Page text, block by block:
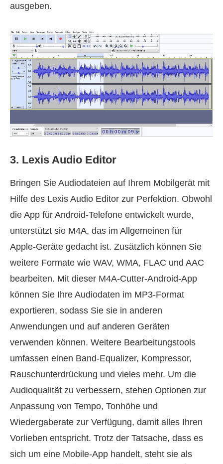
ausgeben.
3. Lexis Audio Editor
Bringen Sie Audiodateien auf Ihrem Mobilgerät mit
Hilfe des Lexis Audio Editor zur Perfektion. Obwohl
die App für Android‑Telefone entwickelt wurde,
unterstützt sie M4A, das im Allgemeinen für
Apple‑Geräte gedacht ist. Zusätzlich können Sie
weitere Formate wie WAV, WMA, FLAC und AAC
bearbeiten. Mit dieser M4A‑Cutter‑Android‑App
können Sie Ihre Audiodaten im MP3‑Format
exportieren, sodass Sie sie in anderen
Anwendungen und auf anderen Geräten
verwenden können. Weitere Bearbeitungstools
umfassen einen Band‑Equalizer, Kompressor,
Rauschunterdrückung und vieles mehr. Um die
Audioqualität zu verbessern, stehen Optionen zur
Anpassung von Tempo, Tonhöhe und
Wiedergaberate zur Verfügung, damit alles Ihren
Vorlieben entspricht. Trotz der Tatsache, dass es
sich um eine Mobile‑App handelt, steht sie als